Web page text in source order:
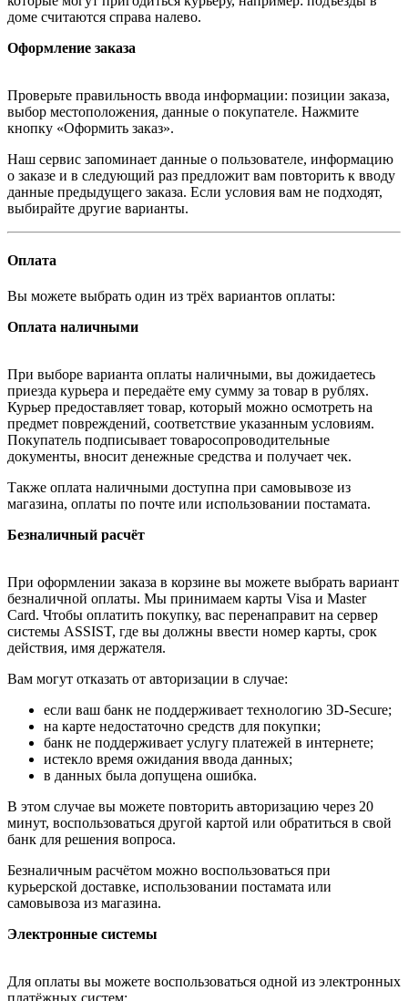
доме считаются справа налево.
Оформление заказа
Проверьте правильность ввода информации: позиции заказа,
выбор местоположения, данные о покупателе. Нажмите
кнопку «Оформить заказ».
Наш сервис запоминает данные о пользователе, информацию
о заказе и в следующий раз предложит вам повторить к вводу
данные предыдущего заказа. Если условия вам не подходят,
выбирайте другие варианты.
Оплата
Вы можете выбрать один из трёх вариантов оплаты:
Оплата наличными
При выборе варианта оплаты наличными, вы дожидаетесь
приезда курьера и передаёте ему сумму за товар в рублях.
Курьер предоставляет товар, который можно осмотреть на
предмет повреждений, соответствие указанным условиям.
Покупатель подписывает товаросопроводительные
документы, вносит денежные средства и получает чек.
Также оплата наличными доступна при самовывозе из
магазина, оплаты по почте или использовании постамата.
Безналичный расчёт
При оформлении заказа в корзине вы можете выбрать вариант
безналичной оплаты. Мы принимаем карты Visa и Master
Card. Чтобы оплатить покупку, вас перенаправит на сервер
системы ASSIST, где вы должны ввести номер карты, срок
действия, имя держателя.
Вам могут отказать от авторизации в случае:
если ваш банк не поддерживает технологию 3D-Secure;
на карте недостаточно средств для покупки;
банк не поддерживает услугу платежей в интернете;
истекло время ожидания ввода данных;
в данных была допущена ошибка.
В этом случае вы можете повторить авторизацию через 20
минут, воспользоваться другой картой или обратиться в свой
банк для решения вопроса.
Безналичным расчётом можно воспользоваться при
курьерской доставке, использовании постамата или
самовывоза из магазина.
Электронные системы
Для оплаты вы можете воспользоваться одной из электронных